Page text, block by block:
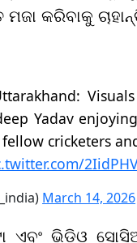
କରିବାକୁ
Yadav
cricketers
March 14, 2026
ଏବଂ ଭିଡିଓ